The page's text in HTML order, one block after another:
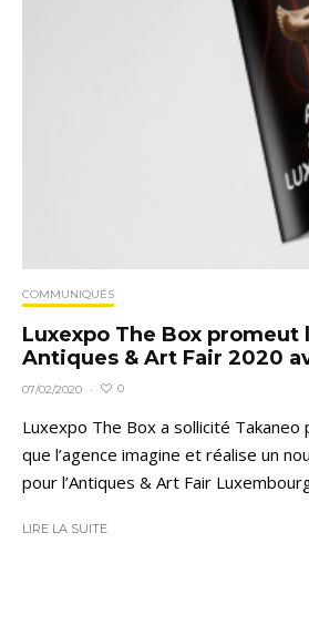
COMMUNIQUÉS
Luxexpo The Box promeut
Antiques & Art Fair 2020
07/02/2020 · 0
Luxexpo The Box a sollicité Takaneo
que l’agence imagine et réalise un
pour l’Antiques & Art Fair
LIRE LA SUITE